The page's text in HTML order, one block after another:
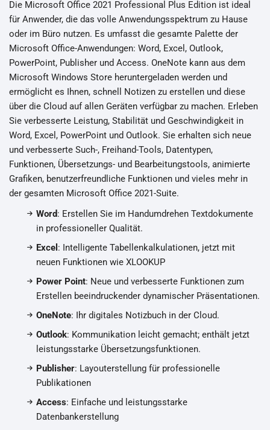
Die Microsoft Office 2021 Professional Plus Edition ist ideal
für Anwender, die das volle Anwendungsspektrum zu Hause
oder im Büro nutzen. Es umfasst die gesamte Palette der
Microsoft Office-Anwendungen: Word, Excel, Outlook,
PowerPoint, Publisher und Access. OneNote kann aus dem
Microsoft Windows Store heruntergeladen werden und
ermöglicht es Ihnen, schnell Notizen zu erstellen und diese
über die Cloud auf allen Geräten verfügbar zu machen. Erleben
Sie verbesserte Leistung, Stabilität und Geschwindigkeit in
Word, Excel, PowerPoint und Outlook. Sie erhalten sich neue
und verbesserte Such-, Freihand-Tools, Datentypen,
Funktionen, Übersetzungs- und Bearbeitungstools, animierte
Grafiken, benutzerfreundliche Funktionen und vieles mehr in
der gesamten Microsoft Office 2021-Suite.
Word: Erstellen Sie im Handumdrehen Textdokumente
in professioneller Qualität.
Excel : Intelligente Tabellenkalkulationen, jetzt mit
neuen Funktionen wie XLOOKUP
Power Point: Neue und verbesserte Funktionen zum
Erstellen beeindruckender dynamischer Präsentationen.
OneNote: Ihr digitales Notizbuch in der Cloud.
Outlook: Kommunikation leicht gemacht; enthält jetzt
leistungsstarke Übersetzungsfunktionen.
Publisher: Layouterstellung für professionelle
Publikationen
Access: Einfache und leistungsstarke
Datenbankerstellung